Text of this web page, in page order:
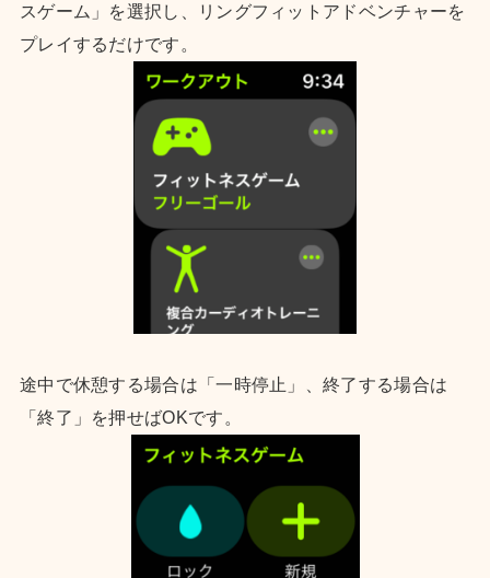
スゲーム」を選択し、リングフィットアドベンチャーを
プレイするだけです。
途中で休憩する場合は「一時停止」、終了する場合は
「終了」を押せばOKです。